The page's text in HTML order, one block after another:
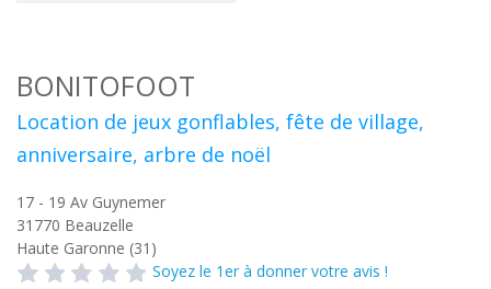
BONITOFOOT
Location de jeux gonflables, fête de village,
anniversaire, arbre de noël
17 - 19 Av Guynemer
31770 Beauzelle
Haute Garonne (31)
Soyez le 1er à donner votre avis !